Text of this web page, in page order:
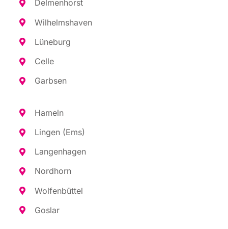
Del­men­horst
Wil­helms­ha­ven
Lüne­burg
Cel­le
Garb­sen
Hameln
Lin­gen (Ems)
Lan­gen­ha­gen
Nord­horn
Wol­fen­büt­tel
Gos­lar